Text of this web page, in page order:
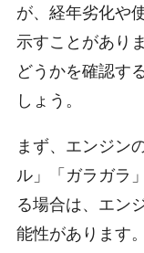
が、経年劣化や
示すことがあり
どうかを確認す
しょう。
まず、エンジン
ル」「ガラガラ
る場合は、エン
能性があります